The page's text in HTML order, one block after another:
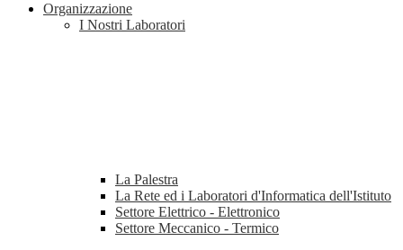
Organizzazione
I Nostri Laboratori
La Palestra
La Rete ed i Laboratori d'Informatica dell'Istituto
Settore Elettrico - Elettronico
Settore Meccanico - Termico